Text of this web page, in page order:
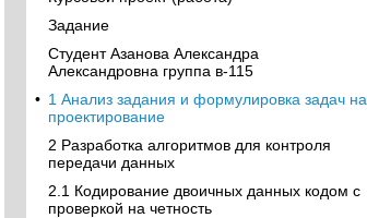
Задание
Студент Азанова Александра
Александровна группа в-115
• 1 Анализ задания и формулировка задач на
проектирование
2 Разработка алгоритмов для контроля
передачи данных
2.1 Кодирование двоичных данных кодом с
проверкой на четность